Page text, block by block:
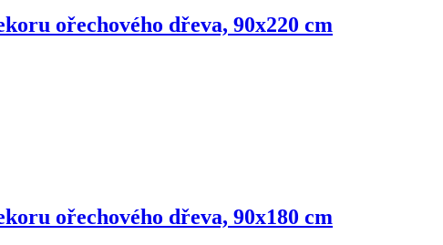
ořechového dřeva, 90x220 cm
ořechového dřeva, 90x180 cm